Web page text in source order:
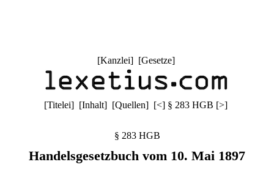
[Kanzlei] [Gesetze]
[Titelei] [Inhalt] [Quellen] [<] § 283 HGB [>]
§ 283 HGB
Handelsgesetzbuch vom 10. Mai 1897